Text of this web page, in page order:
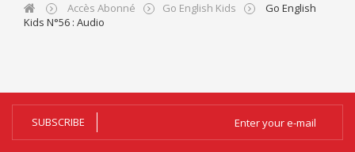
Accès Abonné Go English Kids
Go English
Kids N°56 : Audio
SUBSCRIBE